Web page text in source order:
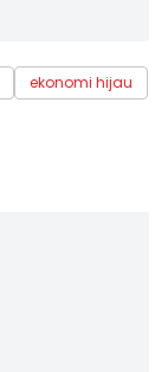
ekonomi hijau